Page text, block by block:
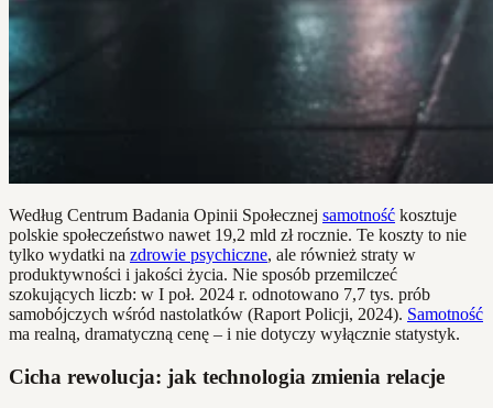
Według Centrum Badania Opinii Społecznej samotność kosztuje
polskie społeczeństwo nawet 19,2 mld zł rocznie. Te koszty to nie
tylko wydatki na zdrowie psychiczne, ale również straty w
produktywności i jakości życia. Nie sposób przemilczeć
szokujących liczb: w I poł. 2024 r. odnotowano 7,7 tys. prób
samobójczych wśród nastolatków (Raport Policji, 2024). Samotność
ma realną, dramatyczną cenę – i nie dotyczy wyłącznie statystyk.
Cicha rewolucja: jak technologia zmienia relacje